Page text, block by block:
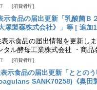
消費者庁
示食品の届出更新「乳酸菌
塚製薬株式会社》」等 [ 追加
示食品の届出情報を更新し
タル酵母工業株式会社 ・商
消費者庁
示食品の届出更新「とと
SANK70258)《奥田